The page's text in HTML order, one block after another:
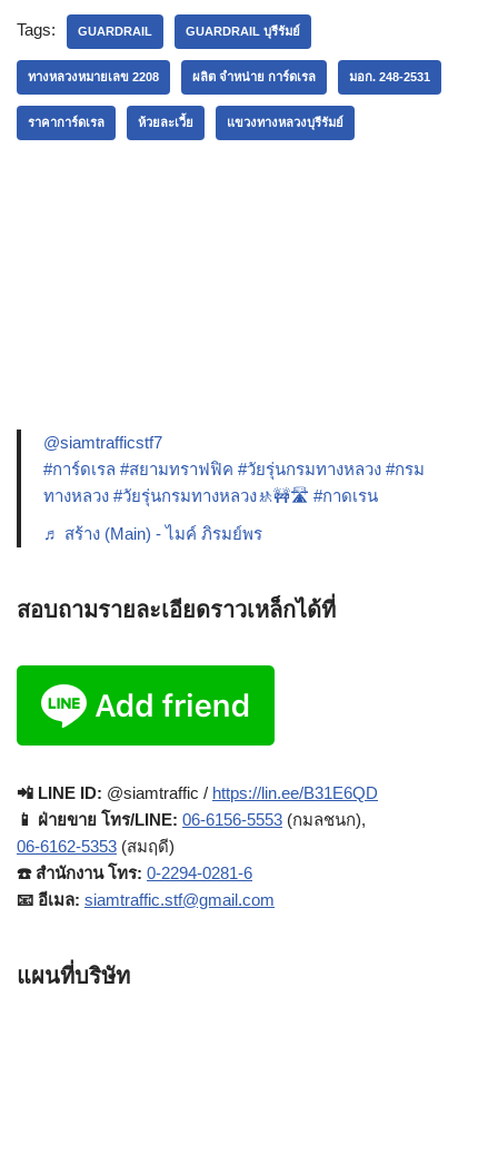
Tags: GUARDRAIL GUARDRAIL บุรีรัมย์
ทางหลวงหมายเลข 2208 ผลิต จำหน่าย การ์ดเรล มอก. 248-2531
ราคาการ์ดเรล ห้วยละเวี้ย แขวงทางหลวงบุรีรัมย์
@siamtrafficstf7
#การ์ดเรล #สยามทราฟฟิค #วัยรุ่นกรมทางหลวง #กรม
ทางหลวง #วัยรุ่นกรมทางหลวง🚸🚧🛣️ #กาดเรน
♬ สร้าง (Main) - ไมค์ ภิรมย์พร
สอบถามรายละเอียดราวเหล็กได้ที่
📲 LINE ID: @siamtraffic / https://lin.ee/B31E6QD
📱 ฝ่ายขาย โทร/LINE: 06-6156-5553 (กมลชนก),
06-6162-5353 (สมฤดี)
☎️ สำนักงาน โทร: 0-2294-0281-6
📧 อีเมล: siamtraffic.stf@gmail.com
แผนที่บริษัท